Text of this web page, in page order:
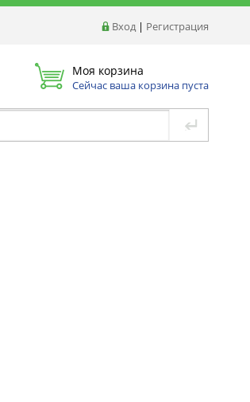
Вход | Регистрация
Моя корзина
Сейчас ваша корзина пуста